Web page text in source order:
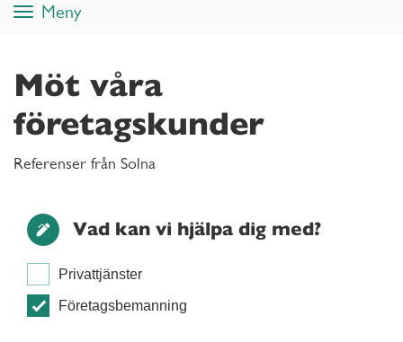
ToggleMeny
Möt våra
företagskunder
Referenser från Solna
Vad kan vi hjälpa dig med?
Privattjänster
Företagsbemanning